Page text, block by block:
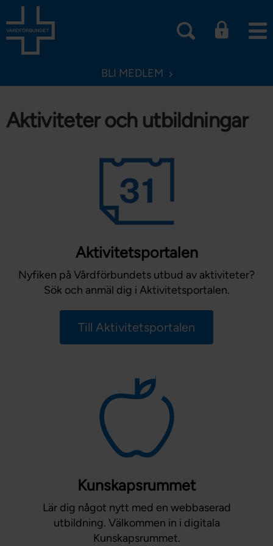
BLI MEDLEM
Aktiviteter och utbildningar
Aktivitetsportalen
Nyfiken på Vårdförbundets utbud av aktiviteter?
Sök och anmäl dig i Aktivitetsportalen.
Till Aktivitetsportalen
Kunskapsrummet
Lär dig något nytt med en webbaserad
utbildning. Välkommen in i digitala
Kunskapsrummet.